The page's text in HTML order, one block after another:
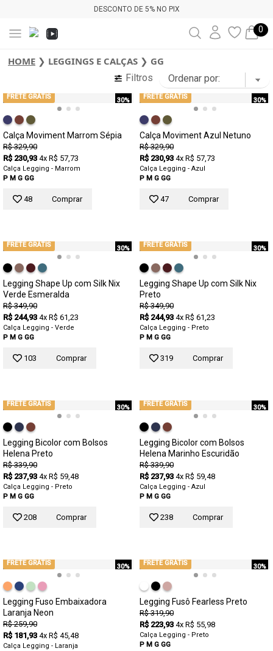
DESCONTO DE 5% NO PIX
0
HOME ❯ LEGGINGS E CALÇAS ❯ GG
Filtros
30%
FRETE GRÁTIS
Calça Moviment Marrom Sépia
R$ 329,90
R$ 230,93 4x R$ 57,73
Calça Legging - Marrom
P M G GG
48 Comprar
30%
FRETE GRÁTIS
Calça Moviment Azul Netuno
R$ 329,90
R$ 230,93 4x R$ 57,73
Calça Legging - Azul
P M G GG
47 Comprar
30%
FRETE GRÁTIS
Legging Shape Up com Silk Nix
Verde Esmeralda
R$ 349,90
R$ 244,93 4x R$ 61,23
Calça Legging - Verde
P M G GG
103 Comprar
30%
FRETE GRÁTIS
Legging Shape Up com Silk Nix
Preto
R$ 349,90
R$ 244,93 4x R$ 61,23
Calça Legging - Preto
P M G GG
319 Comprar
30%
FRETE GRÁTIS
Legging Bicolor com Bolsos
Helena Preto
R$ 339,90
R$ 237,93 4x R$ 59,48
Calça Legging - Preto
P M G GG
208 Comprar
30%
FRETE GRÁTIS
Legging Bicolor com Bolsos
Helena Marinho Escuridão
R$ 339,90
R$ 237,93 4x R$ 59,48
Calça Legging - Azul
P M G GG
238 Comprar
30%
FRETE GRÁTIS
Legging Fuso Embaixadora
Laranja Neon
R$ 259,90
R$ 181,93 4x R$ 45,48
Calça Legging - Laranja
30%
FRETE GRÁTIS
Legging Fusô Fearless Preto
R$ 319,90
R$ 223,93 4x R$ 55,98
Calça Legging - Preto
P M G GG